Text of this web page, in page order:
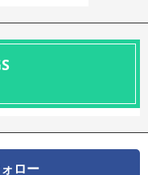
ロー